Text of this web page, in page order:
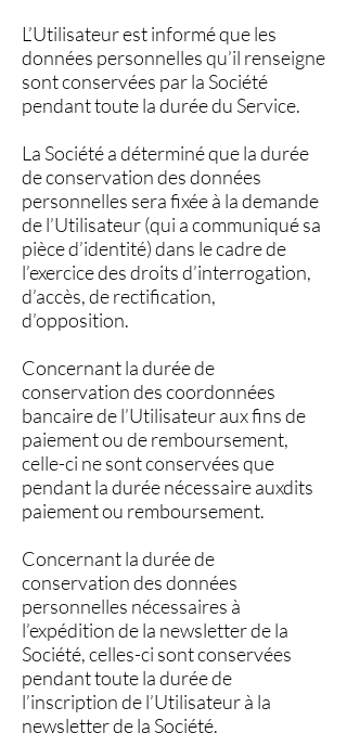
L’Utilisateur est informé que les
données personnelles qu’il renseigne
sont conservées par la Société
pendant toute la durée du Service.
La Société a déterminé que la durée
de conservation des données
personnelles sera fixée à la demande
de l’Utilisateur (qui a communiqué sa
pièce d’identité) dans le cadre de
l’exercice des droits d’interrogation,
d’accès, de rectification,
d’opposition.
Concernant la durée de
conservation des coordonnées
bancaire de l’Utilisateur aux fins de
paiement ou de remboursement,
celle-ci ne sont conservées que
pendant la durée nécessaire auxdits
paiement ou remboursement.
Concernant la durée de
conservation des données
personnelles nécessaires à
l’expédition de la newsletter de la
Société, celles-ci sont conservées
pendant toute la durée de
l’inscription de l’Utilisateur à la
newsletter de la Société.